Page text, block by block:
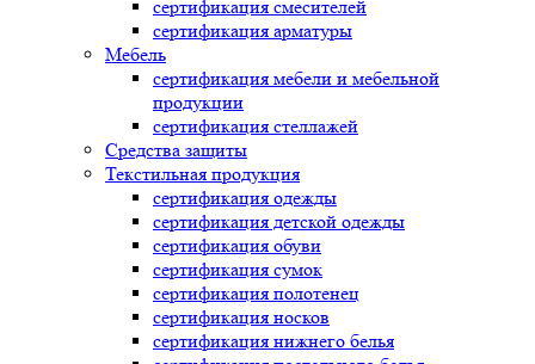
сертификация смесителей
сертификация арматуры
Мебель
сертификация мебели и мебельной
продукции
сертификация стеллажей
Средства защиты
Текстильная продукция
сертификация одежды
сертификация детской одежды
сертификация обуви
сертификация сумок
сертификация полотенец
сертификация носков
сертификация нижнего белья